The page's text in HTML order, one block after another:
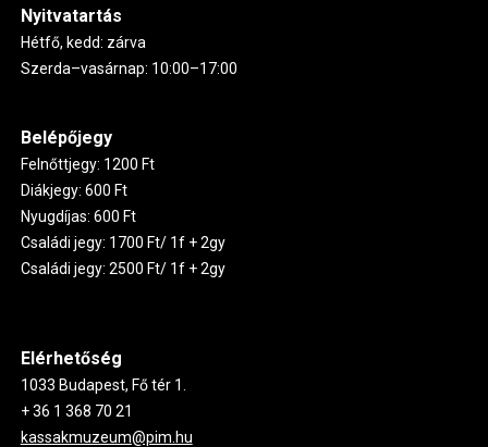
Nyitvatartás
Hétfő, kedd: zárva
Szerda–vasárnap: 10:00–17:00
Belépőjegy
Felnőttjegy: 1200 Ft
Diákjegy: 600 Ft
Nyugdíjas: 600 Ft
Családi jegy: 1700 Ft/ 1f + 2gy
Családi jegy: 2500 Ft/ 1f + 2gy
Elérhetőség
1033 Budapest, Fő tér 1.
+ 36 1 368 70 21
kassakmuzeum@pim.hu